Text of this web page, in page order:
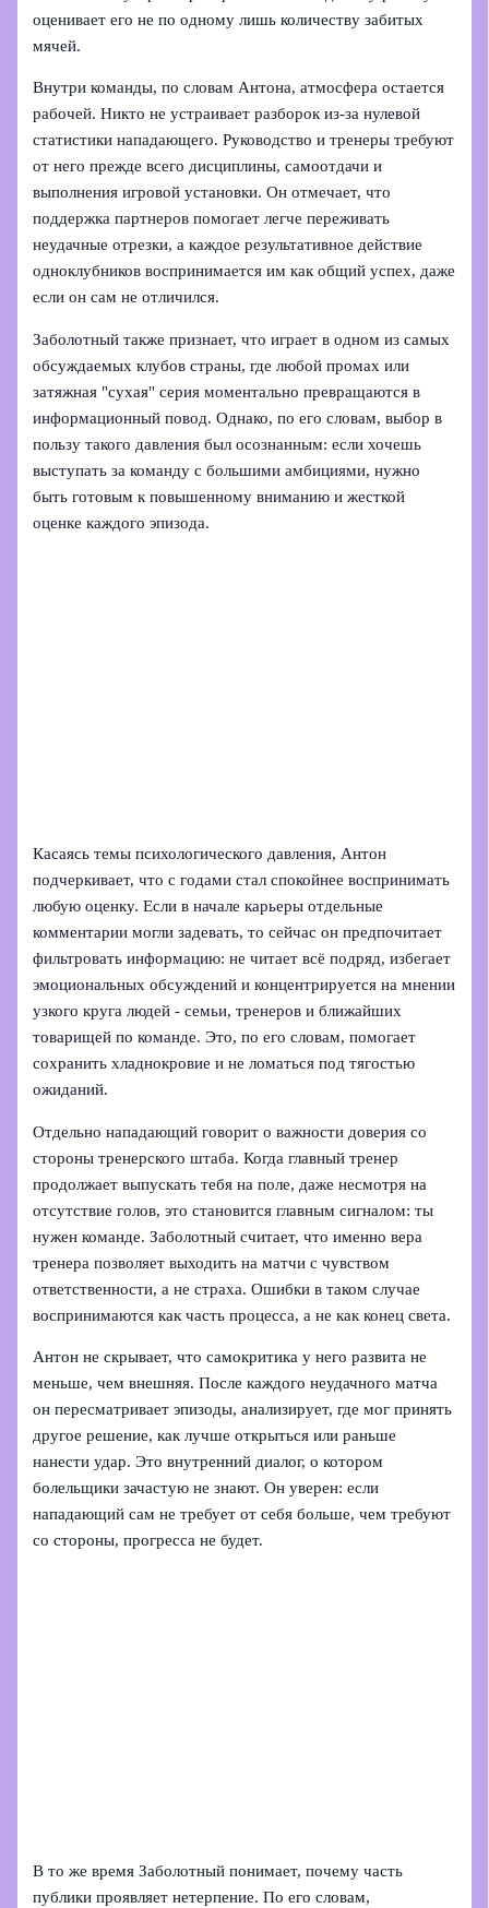
оценивает его не по одному лишь количеству забитых
мячей.
Внутри команды, по словам Антона, атмосфера остается
рабочей. Никто не устраивает разборок из‑за нулевой
статистики нападающего. Руководство и тренеры требуют
от него прежде всего дисциплины, самоотдачи и
выполнения игровой установки. Он отмечает, что
поддержка партнеров помогает легче переживать
неудачные отрезки, а каждое результативное действие
одноклубников воспринимается им как общий успех, даже
если он сам не отличился.
Заболотный также признает, что играет в одном из самых
обсуждаемых клубов страны, где любой промах или
затяжная "сухая" серия моментально превращаются в
информационный повод. Однако, по его словам, выбор в
пользу такого давления был осознанным: если хочешь
выступать за команду с большими амбициями, нужно
быть готовым к повышенному вниманию и жесткой
оценке каждого эпизода.
Касаясь темы психологического давления, Антон
подчеркивает, что с годами стал спокойнее воспринимать
любую оценку. Если в начале карьеры отдельные
комментарии могли задевать, то сейчас он предпочитает
фильтровать информацию: не читает всё подряд, избегает
эмоциональных обсуждений и концентрируется на мнении
узкого круга людей - семьи, тренеров и ближайших
товарищей по команде. Это, по его словам, помогает
сохранить хладнокровие и не ломаться под тягостью
ожиданий.
Отдельно нападающий говорит о важности доверия со
стороны тренерского штаба. Когда главный тренер
продолжает выпускать тебя на поле, даже несмотря на
отсутствие голов, это становится главным сигналом: ты
нужен команде. Заболотный считает, что именно вера
тренера позволяет выходить на матчи с чувством
ответственности, а не страха. Ошибки в таком случае
воспринимаются как часть процесса, а не как конец света.
Антон не скрывает, что самокритика у него развита не
меньше, чем внешняя. После каждого неудачного матча
он пересматривает эпизоды, анализирует, где мог принять
другое решение, как лучше открыться или раньше
нанести удар. Это внутренний диалог, о котором
болельщики зачастую не знают. Он уверен: если
нападающий сам не требует от себя больше, чем требуют
со стороны, прогресса не будет.
В то же время Заболотный понимает, почему часть
публики проявляет нетерпение. По его словам,